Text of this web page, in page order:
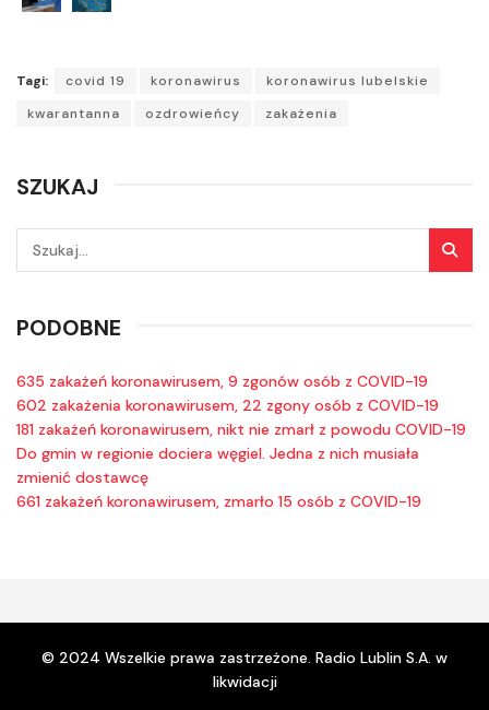
Tagi: covid 19 koronawirus
koronawirus lubelskie
kwarantanna
ozdrowieńcy zakażenia
SZUKAJ
PODOBNE
635 zakażeń koronawirusem, 9 zgonów osób z COVID-19
602 zakażenia koronawirusem, 22 zgony osób z COVID-19
181 zakażeń koronawirusem, nikt nie zmarł z powodu COVID-19
Do gmin w regionie dociera węgiel. Jedna z nich musiała
zmienić dostawcę
661 zakażeń koronawirusem, zmarło 15 osób z COVID-19
© 2024 Wszelkie prawa zastrzeżone. Radio Lublin S.A. w
likwidacji